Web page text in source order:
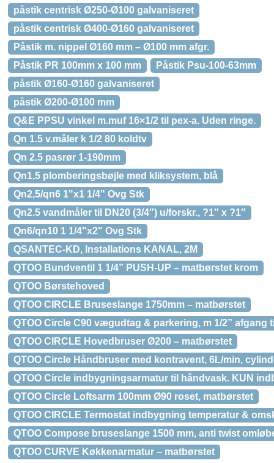
påstik centrisk Ø250-Ø100 galvaniseret
påstik centrisk Ø400-Ø160 galvaniseret
Påstik m. nippel Ø160 mm – Ø100 mm afgr.
Påstik PR 100mm x 100 mm
Påstik Psu-100-63mm
påstik Ø160-Ø160 galvaniseret
påstik Ø200-Ø100 mm
Q&E PPSU vinkel m.muf 16×1/2 til pex-a. Uden ringe.
Qn 1.5 v.måler k 1/2 80 koldtv
Qn 2.5 pasrør 1-190mm
Qn1,5 plomberingsbøjle med kliksystem, blå
Qn2,5/qn6 1"x1 1/4" Ovg Stk
Qn2.5 vandmåler til DN20 (3/4″) u/forskr., ?1″ x ?1″
Qn6/qn10 1 1/4"x2" Ovg Stk
QSANTEC-KD, Installations KANAL, 2M
QTOO Bundventil 1 1/4” PUSH-UP – matbørstet krom
QTOO Børstehoved
QTOO CIRCLE Bruseslange 1750mm – matbørstet
QTOO Circle C90 vægudtag & parkering, m 1/2” afgang
QTOO CIRCLE Hovedbruser Ø200 – matbørstet
QTOO Circle Håndbruser med kontravent, 6L/min,
QTOO Circle indbygningsarmatur til håndvask. KUN
QTOO Circle Loftsarm 100mm Ø90 roset, matbørstet
QTOO CIRCLE Termostat indbygning temperatur &
QTOO Compose bruseslange 1500 mm, anti twist
QTOO CURVE Køkkenarmatur – matbørstet